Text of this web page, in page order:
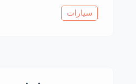
سيارات